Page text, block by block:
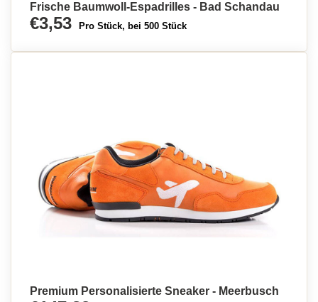
Frische Baumwoll-Espadrilles - Bad Schandau
€3,53 Pro Stück, bei 500 Stück
Premium Personalisierte Sneaker - Meerbusch